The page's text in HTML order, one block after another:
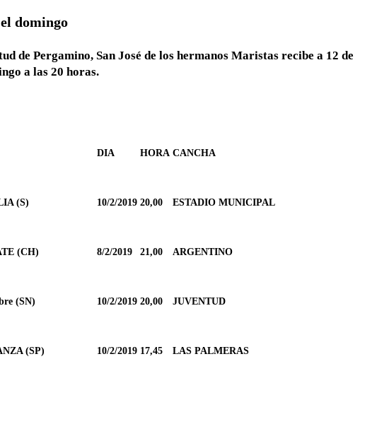
domingo
de Pergamino, San José de los hermanos Maristas recibe a 12 de
a las 20 horas.
DIA HORA CANCHA
(S) 10/2/2019 20,00 ESTADIO MUNICIPAL
(CH) 8/2/2019 21,00 ARGENTINO
(SN) 10/2/2019 20,00 JUVENTUD
(SP) 10/2/2019 17,45 LAS PALMERAS